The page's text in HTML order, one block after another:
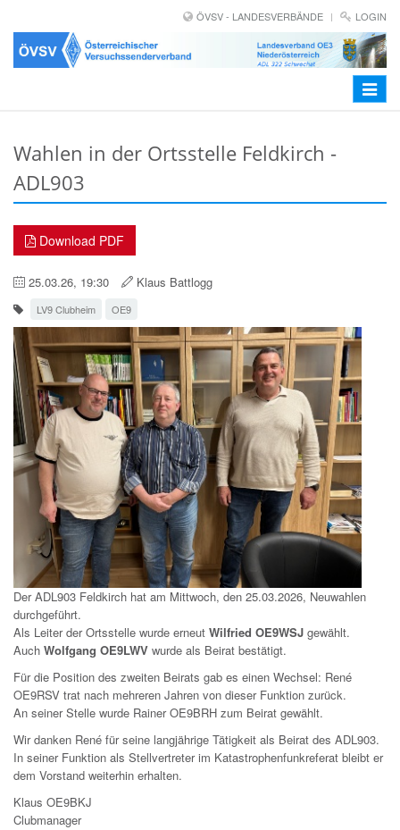
ÖVSV - LANDESVERBÄNDE LOGIN
Toggle
Wahlen in der Ortsstelle Feldkirch -
ADL903
Download PDF
25.03.26, 19:30 Klaus Battlogg
LV9 Clubheim OE9
Der ADL903 Feldkirch hat am Mittwoch, den 25.03.2026, Neuwahlen
durchgeführt.
Als Leiter der Ortsstelle wurde erneut Wilfried OE9WSJ gewählt.
Auch Wolfgang OE9LWV wurde als Beirat bestätigt.
Für die Position des zweiten Beirats gab es einen Wechsel: René
OE9RSV trat nach mehreren Jahren von dieser Funktion zurück.
An seiner Stelle wurde Rainer OE9BRH zum Beirat gewählt.
Wir danken René für seine langjährige Tätigkeit als Beirat des ADL903.
In seiner Funktion als Stellvertreter im Katastrophenfunkreferat bleibt er
dem Vorstand weiterhin erhalten.
Klaus OE9BKJ
Clubmanager